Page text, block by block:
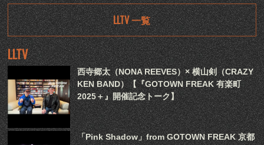
LLTV 一覧
LLTV
西寺郷太（NONA REEVES）× 横山剣（CRAZY
KEN BAND）【『GOTOWN FREAK 有楽町
2025＋』開催記念トーク】
「Pink Shadow」from GOTOWN FREAK 京都